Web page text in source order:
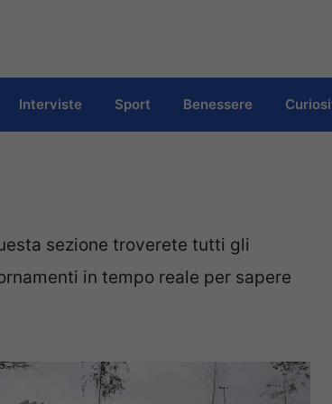
Interviste Sport Benessere
sezione troverete tutti gli
in tempo reale per sapere